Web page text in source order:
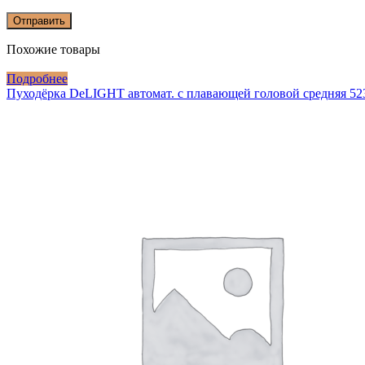
Похожие товары
Подробнее
Пуходёрка DeLIGHT автомат. с плавающей головой средняя